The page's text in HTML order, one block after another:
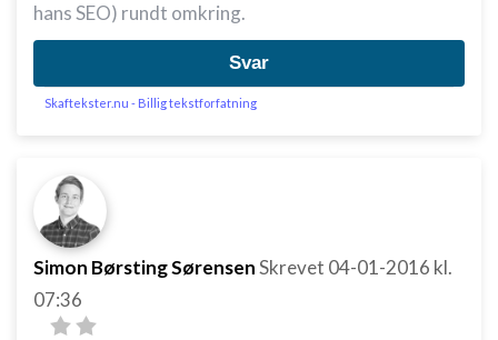
hans SEO) rundt omkring.
Svar
Skaftekster.nu - Billig tekstforfatning
Simon Børsting SørensenSkrevet 04-01-2016 kl.
07:36